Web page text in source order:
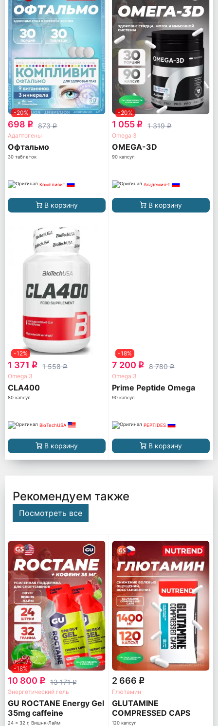
-20%
698 q 873q
Адаптогены
Офтальмо
30 таблеток
Компливит
В корзину
-20%
1 055 q 1 319q
Omega 3
OMEGA-3D
90 капсул
Академия-Т
В корзину
-12%
1 371 q 1 558q
Omega 3
CLA400
80 капсул
BioTechUSA
В корзину
-18%
7 200 q 8 780q
Omega 3
Prime Peptide Omega
90 капсул
PEPTIDES
В корзину
Рекомендуем также
Посмотреть все
-18%
10 800 q 13 171q
Энергетический гель
GU ROCTANE Energy Gel
35mg caffeine
24 x 32 г, Вишня-Лайм
2 666 q
Глютамин
GLUTAMINE
COMPRESSED CAPS
120 капсул